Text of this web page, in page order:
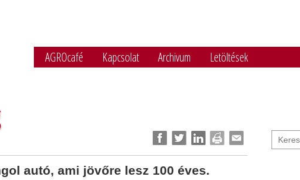
AGROcafé Kapcsolat Archivum Letöltések
autó, ami jövőre lesz 100 éves.